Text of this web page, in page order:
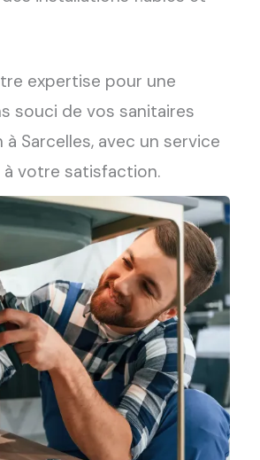
expertise pour une
souci de vos sanitaires
Sarcelles, avec un service
votre satisfaction.